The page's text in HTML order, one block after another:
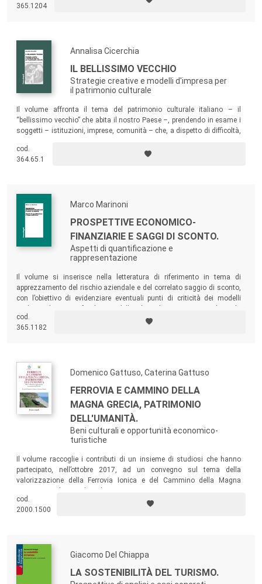
365.1204
Annalisa Cicerchia
IL BELLISSIMO VECCHIO
Strategie creative e modelli d'impresa per
il patrimonio culturale
Il volume affronta il tema del patrimonio culturale italiano – il
“bellissimo vecchio” che abita il nostro Paese –, prendendo in esame i
soggetti – istituzioni, imprese, comunità – che, a dispetto di difficoltà,
generazioni che verranno.
cod.
364.65.1
Marco Marinoni
PROSPETTIVE ECONOMICO-
FINANZIARIE E SAGGI DI SCONTO.
Aspetti di quantificazione e
rappresentazione
Il volume si inserisce nella letteratura di riferimento in tema di
apprezzamento del rischio aziendale e del correlato saggio di sconto,
con l’obiettivo di evidenziare eventuali punti di criticità dei modelli
consistenza teorica e l’applicabilità pratica, anche sul tessuto
industriale italiano.
cod.
365.1182
Domenico Gattuso, Caterina Gattuso
FERROVIA E CAMMINO DELLA
MAGNA GRECIA, PATRIMONIO
DELL'UMANITÀ.
Beni culturali e opportunità economico-
turistiche
Il volume raccoglie i contributi di un insieme di studiosi che hanno
partecipato, nell’ottobre 2017, ad un convegno sul tema della
valorizzazione della Ferrovia Ionica e del Cammino della Magna
esplora anche la percorribilità di un riconoscimento quale patrimonio
dell’umanità da parte dell’Unesco.
cod.
2000.1500
Giacomo Del Chiappa
LA SOSTENIBILITÀ DEL TURISMO.